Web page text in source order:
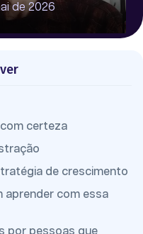
de 2026
certeza
de crescimento
aprender com essa
por pessoas que